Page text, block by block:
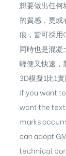
想要做出任何
的質感，更
痕，皆可採用
同時也是混
輕便又快速，
3D模擬1比1
If you want
want the
marks
can adopt
technical
含日本